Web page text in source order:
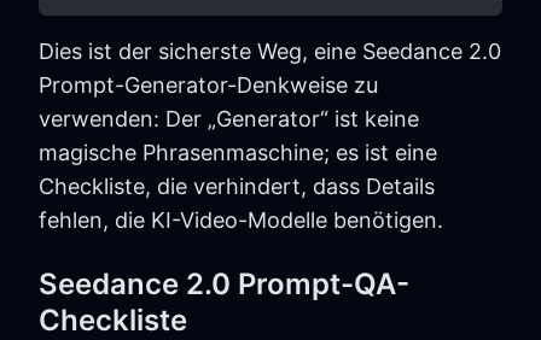
Dies ist der sicherste Weg, eine Seedance 2.0
Prompt-Generator-Denkweise zu
verwenden: Der „Generator“ ist keine
magische Phrasenmaschine; es ist eine
Checkliste, die verhindert, dass Details
fehlen, die KI-Video-Modelle benötigen.
Seedance 2.0 Prompt-QA-
Checkliste